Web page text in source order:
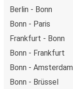
Berlin - Bonn
Bonn - Paris
Frankfurt - Bonn
Bonn - Frankfurt
Bonn - Amsterdam
Bonn - Brüssel